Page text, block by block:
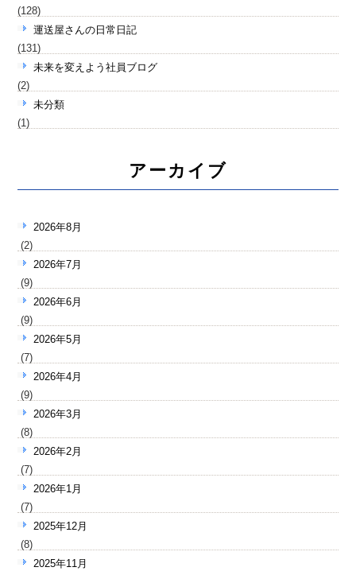
(128)
運送屋さんの日常日記
(131)
未来を変えよう社員ブログ
(2)
未分類
(1)
アーカイブ
2026年8月
(2)
2026年7月
(9)
2026年6月
(9)
2026年5月
(7)
2026年4月
(9)
2026年3月
(8)
2026年2月
(7)
2026年1月
(7)
2025年12月
(8)
2025年11月